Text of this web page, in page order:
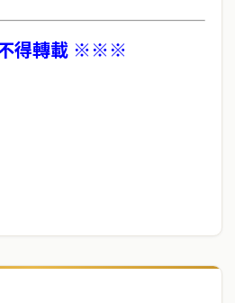
得轉載 ※※※